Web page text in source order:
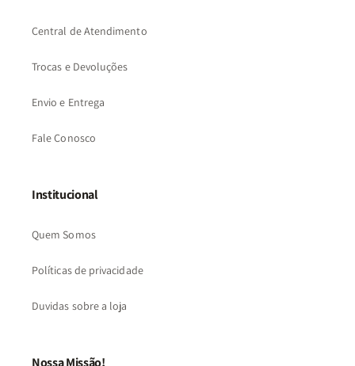
Central de Atendimento
Trocas e Devoluções
Envio e Entrega
Fale Conosco
Institucional
Quem Somos
Políticas de privacidade
Duvidas sobre a loja
Nossa Missão!